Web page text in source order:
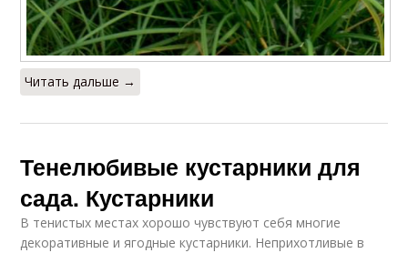
Читать дальше →
Тенелюбивые кустарники для
сада. Кустарники
В тенистых местах хорошо чувствуют себя многие
декоративные и ягодные кустарники. Неприхотливые в